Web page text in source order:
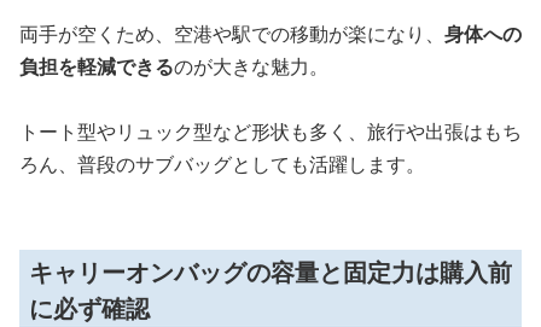
両手が空くため、空港や駅での移動が楽になり、 身体への
負担を軽減できるのが大きな魅力。
トート型やリュック型など形状も多く、旅行や出張はもち
ろん、普段のサブバッグとしても活躍します。
キャリーオンバッグの容量と固定力は購入前
に必ず確認